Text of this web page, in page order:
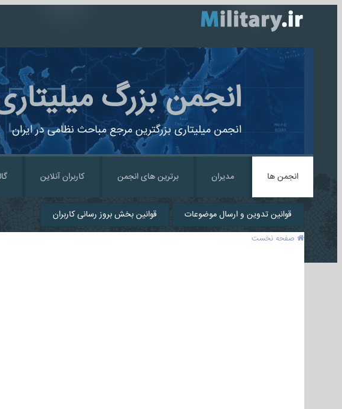
انجمن بزرگ
انجمن میلیتاری بزرگترین مرجع مباحث نظامی در ایران
انجمن ها مدیران برترین های انجمن کاربران آنلاین
قوانین تدوین و ارسال موضوعات قوانین بخش بروز رسانی کاربران
صفحه نخست